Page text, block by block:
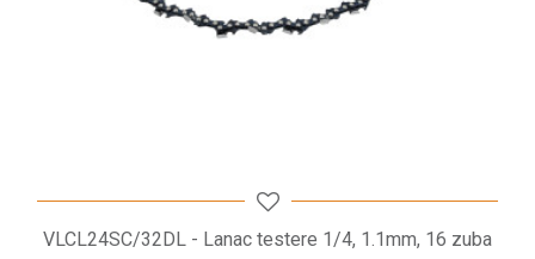
VLCL24SC/32DL - Lanac testere 1/4, 1.1mm, 16 zuba